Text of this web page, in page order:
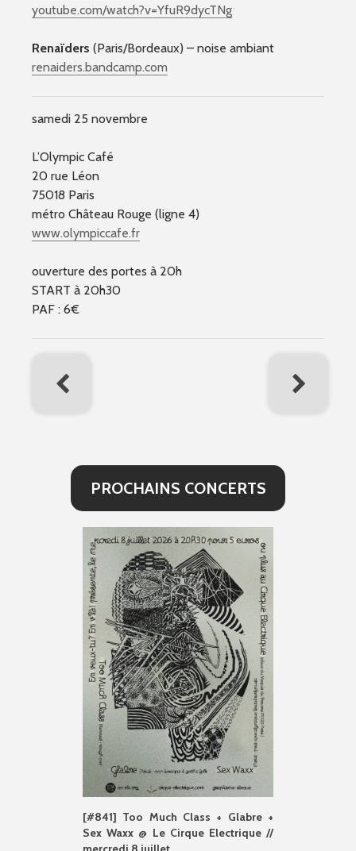
youtube.com/watch?v=YfuR9dycTNg
Renaïders (Paris/Bordeaux) – noise ambiant
renaiders.bandcamp.com
samedi 25 novembre
L’Olympic Café
20 rue Léon
75018 Paris
métro Château Rouge (ligne 4)
www.olympiccafe.fr
ouverture des portes à 20h
START à 20h30
PAF : 6€
PROCHAINS CONCERTS
[#841] Too Much Class + Glabre +
Sex Waxx @ Le Cirque Electrique //